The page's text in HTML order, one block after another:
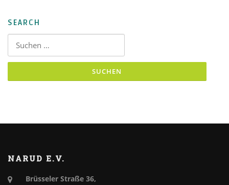
SEARCH
Suchen nach:
NARUD E.V.
Brüsseler Straße 36,